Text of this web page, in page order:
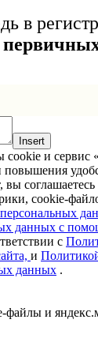
в
Insert
cookie и сервис
повышения
вы
cookie-
персональных
данных с
с
и
данных .
файлы и